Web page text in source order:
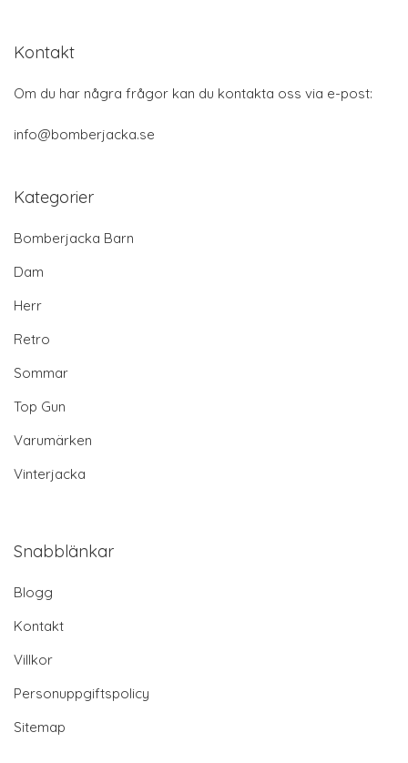
Kontakt
Om du har några frågor kan du kontakta oss via e-post:
info@bomberjacka.se
Kategorier
Bomberjacka Barn
Dam
Herr
Retro
Sommar
Top Gun
Varumärken
Vinterjacka
Snabblänkar
Blogg
Kontakt
Villkor
Personuppgiftspolicy
Sitemap